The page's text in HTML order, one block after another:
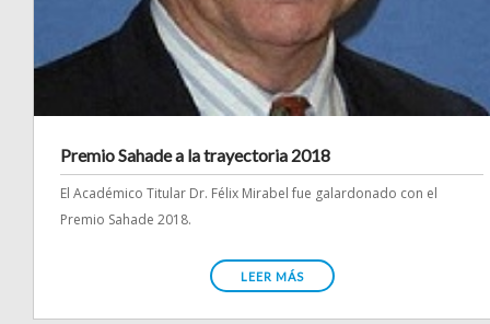
Premio Sahade a la trayectoria 2018
El Académico Titular Dr. Félix Mirabel fue galardonado con el
Premio Sahade 2018.
LEER MÁS